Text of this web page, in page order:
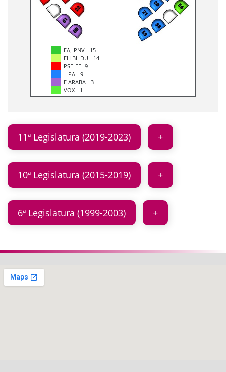
EAJ-PNV - 15
EH BILDU - 14
PSE-EE -9
PA - 9
E ARABA - 3
VOX - 1
11ª Legislatura (2019-2023)
10ª Legislatura (2015-2019)
6ª Legislatura (1999-2003)